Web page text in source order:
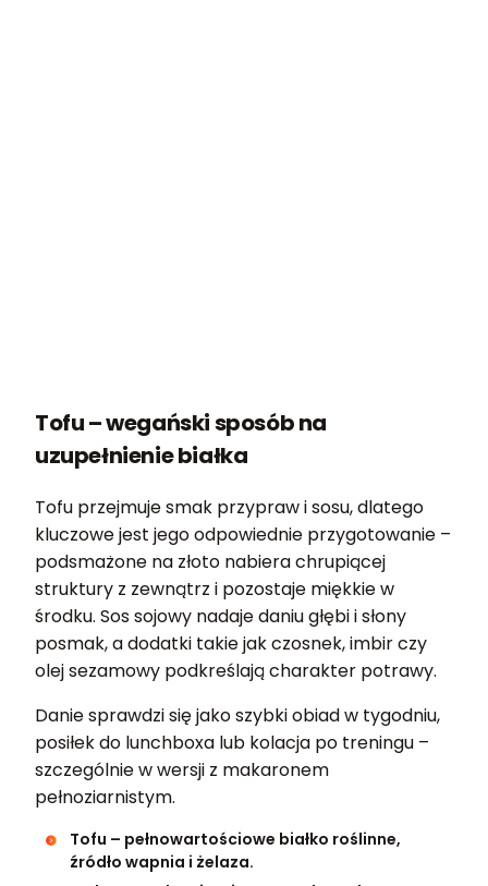
Tofu – wegański sposób na
uzupełnienie białka
Tofu przejmuje smak przypraw i sosu, dlatego
kluczowe jest jego odpowiednie przygotowanie –
podsmażone na złoto nabiera chrupiącej
struktury z zewnątrz i pozostaje miękkie w
środku. Sos sojowy nadaje daniu głębi i słony
posmak, a dodatki takie jak czosnek, imbir czy
olej sezamowy podkreślają charakter potrawy.
Danie sprawdzi się jako szybki obiad w tygodniu,
posiłek do lunchboxa lub kolacja po treningu –
szczególnie w wersji z makaronem
pełnoziarnistym.
Tofu – pełnowartościowe białko roślinne,
źródło wapnia i żelaza.